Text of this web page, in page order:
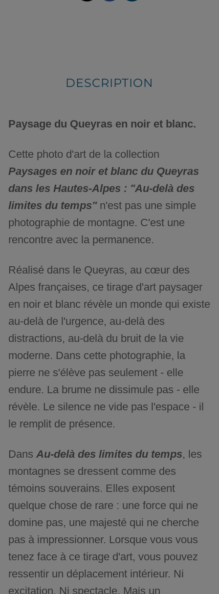
DESCRIPTION
Paysage du Queyras en noir et blanc.
Cette photo d'art de la collection
Paysages en noir et blanc du Queyras
dans les Hautes-Alpes : "Au-delà des
limites du temps"n'est pas une simple
photographie de montagne. C'est une
rencontre avec la permanence.
Réalisé dans le Queyras, au cœur des
Alpes françaises, ce tirage d'art paysager
en noir et blanc révèle un monde qui existe
au-delà de l'urgence, au-delà des
distractions, au-delà du bruit de la vie
moderne. Dans cette photographie, la
pierre ne s'élève pas seulement - elle
endure. La brume ne dissimule pas - elle
révèle. Le silence ne vide pas l'espace - il
le remplit de présence.
DansAu-delà des limites du temps, les
montagnes se dressent comme des
témoins souverains. Elles exposent
quelque chose de rare : une force qui ne
domine pas, une majesté qui ne cherche
pas à impressionner. Lorsque vous vous
tenez face à ce tirage d'art, vous pouvez
ressentir un déplacement intérieur. Ni
excitation. Ni spectacle. Mais un